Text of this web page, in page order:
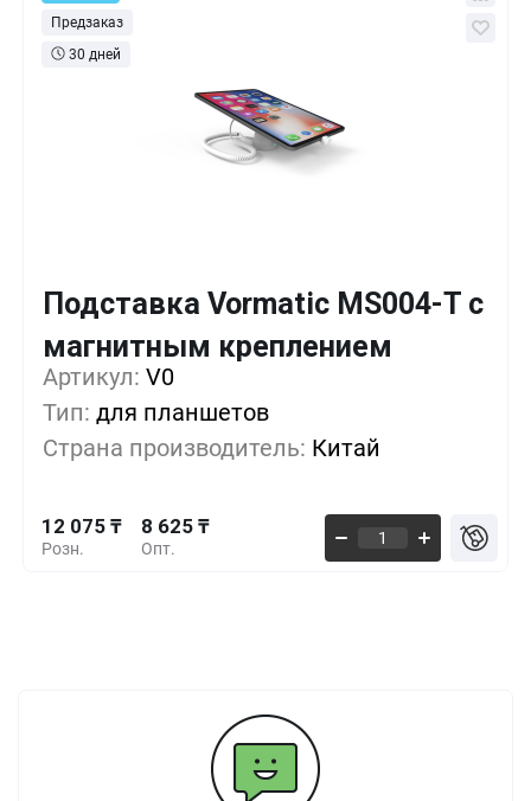
Предзаказ
30 дней
Подставка Vormatic MS004-T с
магнитным креплением
Артикул: V0
Тип: для планшетов
Страна производитель: Китай
Розн.
12 075 ₸
Опт.
8 625 ₸
Кол-во
1+
10+ -9%
30+ -19%